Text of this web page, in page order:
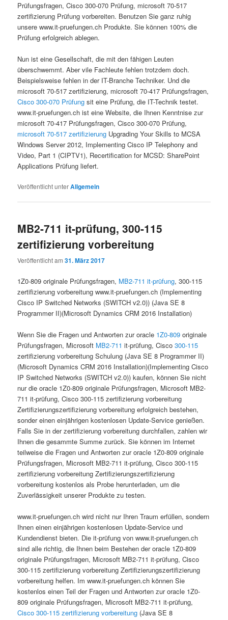
Prüfungsfragen, Cisco 300-070 Prüfung, microsoft 70-517
zertifizierung Prüfung vorbereiten. Benutzen Sie ganz ruhig
unsere www.it-pruefungen.ch Produkte. Sie können 100% die
Prüfung erfolgreich ablegen.
Nun ist eine Gesellschaft, die mit den fähigen Leuten
überschwemmt. Aber vile Fachleute fehlen trotzdem doch.
Beispielsweise fehlen in der IT-Branche Techniker. Und die
microsoft 70-517 zertifizierung, microsoft 70-417 Prüfungsfragen,
Cisco 300-070 Prüfung sit eine Prüfung, die IT-Technik testet.
www.it-pruefungen.ch ist eine Website, die Ihnen Kenntnise zur
microsoft 70-417 Prüfungsfragen, Cisco 300-070 Prüfung,
microsoft 70-517 zertifizierung Upgrading Your Skills to MCSA
Windows Server 2012, Implementing Cisco IP Telephony and
Video, Part 1 (CIPTV1), Recertification for MCSD: SharePoint
Applications Prüfung liefert.
Veröffentlicht unterAllgemein
MB2-711 it-prüfung, 300-115
zertifizierung vorbereitung
Veröffentlicht am31. März 2017
1Z0-809 originale Prüfungsfragen, MB2-711 it-prüfung, 300-115
zertifizierung vorbereitung www.it-pruefungen.ch (Implementing
Cisco IP Switched Networks (SWITCH v2.0)) (Java SE 8
Programmer II)(Microsoft Dynamics CRM 2016 Installation)
Wenn Sie die Fragen und Antworten zur oracle 1Z0-809 originale
Prüfungsfragen, Microsoft MB2-711 it-prüfung, Cisco300-115
zertifizierung vorbereitung Schulung (Java SE 8 Programmer II)
(Microsoft Dynamics CRM 2016 Installation)(Implementing Cisco
IP Switched Networks (SWITCH v2.0)) kaufen, können Sie nicht
nur die oracle 1Z0-809 originale Prüfungsfragen, Microsoft MB2-
711 it-prüfung, Cisco 300-115 zertifizierung vorbereitung
Zertifizierungszertifizierung vorbereitung erfolgreich bestehen,
sonder einen einjährigen kostenlosen Update-Service genießen.
Falls Sie in der zertifizierung vorbereitung durchfallen, zahlen wir
Ihnen die gesammte Summe zurück. Sie können im Internet
teilweise die Fragen und Antworten zur oracle 1Z0-809 originale
Prüfungsfragen, Microsoft MB2-711 it-prüfung, Cisco 300-115
zertifizierung vorbereitung Zertifizierungszertifizierung
vorbereitung kostenlos als Probe herunterladen, um die
Zuverlässigkeit unserer Produkte zu testen.
www.it-pruefungen.ch wird nicht nur Ihren Traum erfüllen, sondern
Ihnen einen einjährigen kostenlosen Update-Service und
Kundendienst bieten. Die it-prüfung von www.it-pruefungen.ch
sind alle richtig, die Ihnen beim Bestehen der oracle 1Z0-809
originale Prüfungsfragen, Microsoft MB2-711 it-prüfung, Cisco
300-115 zertifizierung vorbereitung Zertifizierungszertifizierung
vorbereitung helfen. Im www.it-pruefungen.ch können Sie
kostenlos einen Teil der Fragen und Antworten zur oracle 1Z0-
809 originale Prüfungsfragen, Microsoft MB2-711 it-prüfung,
Cisco 300-115 zertifizierung vorbereitung (Java SE 8